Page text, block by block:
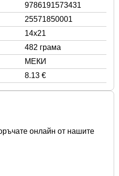
9786191573431
25571850001
14x21
482 грама
МЕКИ
8.13 €
онлайн от нашите